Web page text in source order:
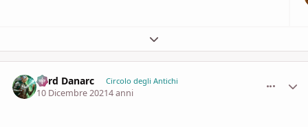
Espandi panoramica del topic
Lord Danarc Circolo degli Antichi
10 Dicembre 20214 anni